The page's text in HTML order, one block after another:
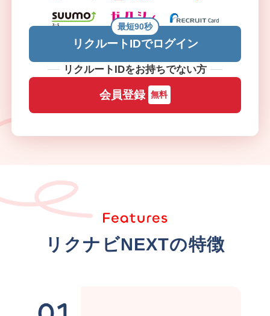
リクルートIDでログイン
最短90秒
リクルートIDをお持ちでない方
会員登録 無料
リクナビNEXTの特徴